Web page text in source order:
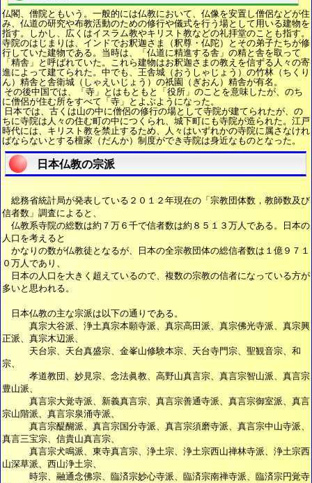
仏閣、僧院ともいう。一般的には仏教において、仏像を安置し僧侶などが住
み、仏道の研究や布教活動のための修行や儀式を行う場として用いる建物を
指す。しかし、広くはイスラム教やキリスト教などの礼拝堂のことも指す。
寺院のはじまりは、インドでお釈迦さま（釈尊・仏陀）とその弟子たちが修
行していた建物である。当時は、「仏道に精進する舎」の精と舎を取って
「精舎」と呼ばれていた。これら建物はお釈迦さまの教えを信ずる人々の寄
進によって建てられた。中でも、王舎城（おうしゃじょう）の竹林（ちくり
ん）精舎と舎衛城（しゃえいじょう）の祇園（ぎおん）精舎が有名。
その後中国では、「寺」とはもともと「役所」のことを意味したが、のち
に僧侶が住む所をすべて「寺」とよぶようになった。
日本では、古くは山の中に僧侶の修行の場として寺院が建てられたが、の
ちに寺院は人々の住む町の中につくられ、城下町にも寺院が造られた。江戸
時代には、キリスト教を禁止するため、人々はいずれかの寺院に属さなけれ
ばならないとする檀家（だんか）制度ができ寺院は身近なものとなった。
日本仏教の宗派
総務省統計局が発表している２０１２年現在の「宗教団体数，教師数及び
信者数」調査によると、
仏教系寺院の総数は約７万６千で信者数は約８５１３万人である。日本の
人口を考えると
かなりの数が仏教徒となるが、日本の全宗教団体の総信者数は１億９７１
０万人であり、
日本の人口を大きく超えているので、複数の宗教の信者になっている方が
多いと思われる。
日本仏教の主な宗派は以下の通りである。
真宗大谷派、浄土真宗本願寺派、真宗高田派、真宗佛光寺派、真宗興
正派、真宗木辺派、
天台宗、天台真盛宗、金峯山修験本宗、天台寺門宗、聖観音宗、和
宗、
孝道教団、妙見宗、念法眞教、高野山真言宗、真言宗智山派、真言宗
豊山派、
真言宗大覚寺派、新義真言宗、真言宗善通寺派、真言宗御室派、真言
宗山階派、真言宗泉涌寺派、
真言宗醍醐派、真言宗国分寺派、真言宗須磨寺派、真言宗中山寺派、
真言三宝宗、信貴山真言宗、
真言宗犬鳴派、東寺真言宗、浄土宗、浄土宗西山禅林寺派、浄土宗西
山深草派、西山浄土宗、
時宗、融通念佛宗、臨済宗妙心寺派、臨済宗南禅寺派、臨済宗円覚寺